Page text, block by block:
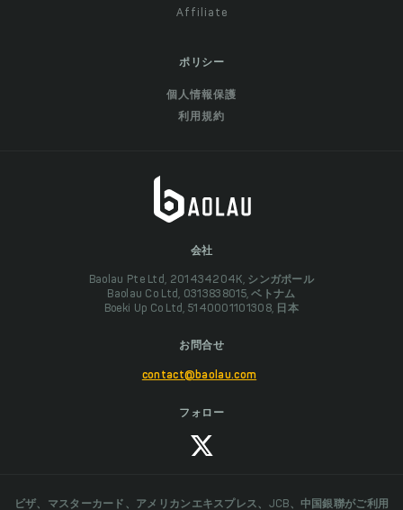
Affiliate
ポリシー
個人情報保護
利用規約
会社
Baolau Pte Ltd, 201434204K, シンガポール
Baolau Co Ltd, 0313838015, ベトナム
Boeki Up Co Ltd, 5140001101308, 日本
お問合せ
contact@baolau.com
フォロー
ビザ、マスターカード、アメリカンエキスプレス、JCB、中国銀聯がご利用